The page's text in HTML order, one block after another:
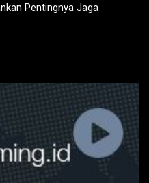
Pentingnya Jaga